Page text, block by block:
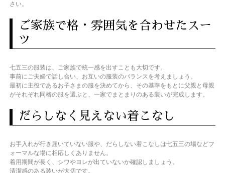
さい。
ご家族で格・雰囲気を合わせたスー
ツ
七五三の服装は、ご家族で統一感を出すことも大切です。
事前にご夫婦で話し合い、お互いの服装のバランスを考えましょう。
最初に主役であるお子さまの服を決めてから、その基準をもとに父親と母親
がそれぞれ同格の服を選ぶと、一家でまとまりのある装いが完成します。
だらしなく見えない着こなし
お手入れが行き届いていない服や、だらしない着こなしは七五三の場などフ
ォーマルな場に相応しくありません。
着用期間が長く、シワやヨレが出ていないか確認しましょう。
清潔感のある装いが大切です。